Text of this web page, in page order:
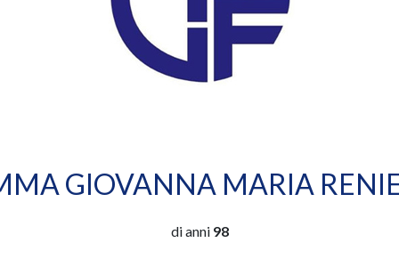
GIOVANNA MARIA
di anni 98